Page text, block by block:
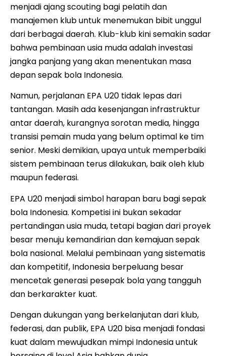
menjadi ajang scouting bagi pelatih dan
manajemen klub untuk menemukan bibit unggul
dari berbagai daerah. Klub-klub kini semakin sadar
bahwa pembinaan usia muda adalah investasi
jangka panjang yang akan menentukan masa
depan sepak bola Indonesia.
Namun, perjalanan EPA U20 tidak lepas dari
tantangan. Masih ada kesenjangan infrastruktur
antar daerah, kurangnya sorotan media, hingga
transisi pemain muda yang belum optimal ke tim
senior. Meski demikian, upaya untuk memperbaiki
sistem pembinaan terus dilakukan, baik oleh klub
maupun federasi.
EPA U20 menjadi simbol harapan baru bagi sepak
bola Indonesia. Kompetisi ini bukan sekadar
pertandingan usia muda, tetapi bagian dari proyek
besar menuju kemandirian dan kemajuan sepak
bola nasional. Melalui pembinaan yang sistematis
dan kompetitif, Indonesia berpeluang besar
mencetak generasi pesepak bola yang tangguh
dan berkarakter kuat.
Dengan dukungan yang berkelanjutan dari klub,
federasi, dan publik, EPA U20 bisa menjadi fondasi
kuat dalam mewujudkan mimpi Indonesia untuk